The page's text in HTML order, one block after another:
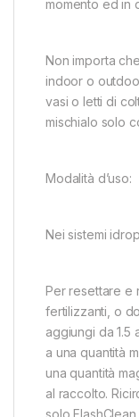
momento ed in
Non importa
indoor o
vasi o letti di
mischialo solo
Modalità d’uso:
Nei sistemi
Per resettare e
fertilizzanti, o
aggiungi da 1.5
a una quantità
una quantità
al raccolto.
solo